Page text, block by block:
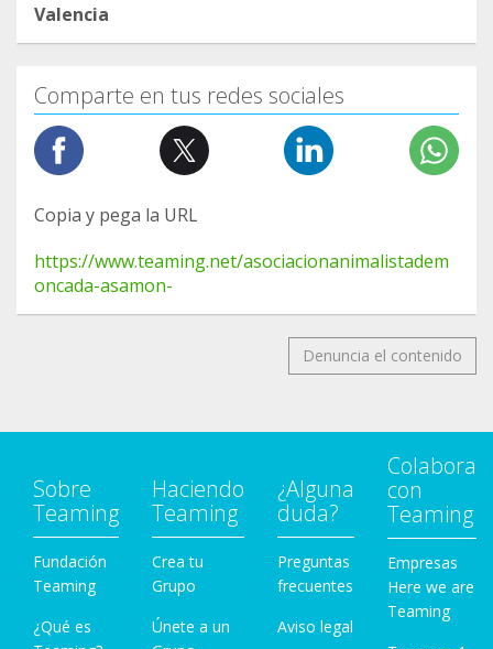
Valencia
Comparte en tus redes sociales
Copia y pega la URL
https://www.teaming.net/asociacionanimalistadem
oncada-asamon-
Denuncia el contenido
Sobre
Teaming
Fundación
Teaming
¿Qué es
Haciendo
Teaming
Crea tu
Grupo
Únete a un
¿Alguna
duda?
Preguntas
frecuentes
Aviso legal
Colabora
con
Teaming
Empresas
Here we are
Teaming